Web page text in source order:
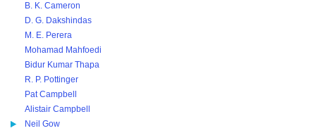
B. K. Cameron
D. G. Dakshindas
M. E. Perera
Mohamad Mahfoedi
Bidur Kumar Thapa
R. P. Pottinger
Pat Campbell
Alistair Campbell
Neil Gow